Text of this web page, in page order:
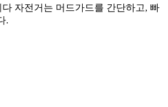
자전거는 머드가드를 간단하고, 빠
.